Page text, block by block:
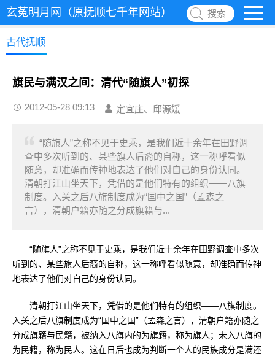
玄菟明月网（原抚顺七千年网站） 搜索
古代抚顺
旗民与满汉之间：清代“随旗人”初探
2012-05-28 09:13 定宜庄、邱源媛
“随旗人”之称不见于史乘，是我们近十余年在田野调
查中多次听到的、某些旗人后裔的自称，这一称呼看似
随意，却准确而传神地表达了他们对自己的身份认同。
清朝打江山坐天下，凭借的是他们特有的组织——八旗
制度。入关之后八旗制度成为“国中之国”（孟森之
言），清朝户籍亦随之分成旗籍与...
“随旗人”之称不见于史乘，是我们近十余年在田野调查中多次
听到的、某些旗人后裔的自称，这一称呼看似随意，却准确而传神
地表达了他们对自己的身份认同。
清朝打江山坐天下，凭借的是他们特有的组织——八旗制度。
入关之后八旗制度成为“国中之国”（孟森之言），清朝户籍亦随之
分成旗籍与民籍，被纳入八旗内的为旗籍，称为旗人；未入八旗的
为民籍，称为民人。这在日后也成为判断一个人的民族成分是满还